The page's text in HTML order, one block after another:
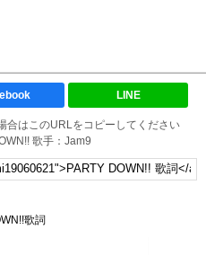
LINE
合はこのURLをコピーしてください
歌手：Jam9
歌詞